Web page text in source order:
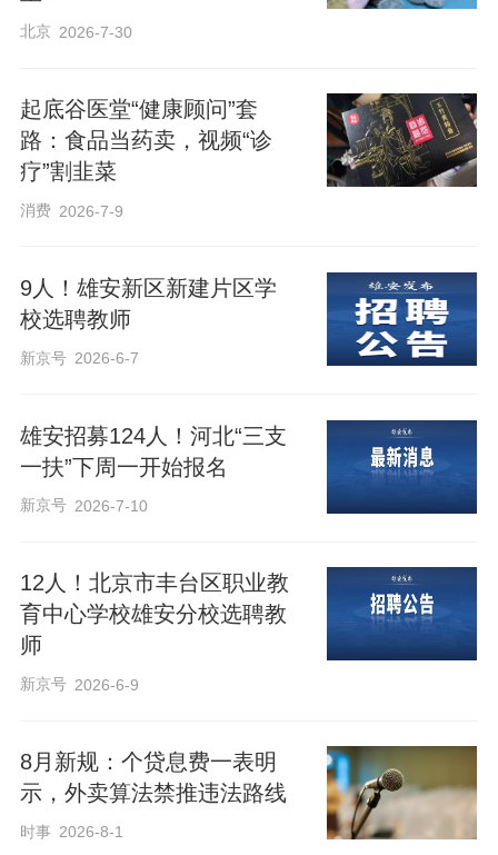
项目和标准、保育照护、膳食营养、卫生
5.与婴幼儿家长签署托育服务协议，明确
双方权利义务，协议约定的收费项目和标
6.实际托位使用率不低于托育机构托位数
7.申请一次性建设（改造）补助，建设和
改造过程中未使用财政资金。申请运营补
四、补助标准
补助分为一次性建设（改造）补助和运营
北京 2026-7-30
起底谷医堂“健康顾问”套
路：食品当药卖，视频“诊
疗”割韭菜
消费 2026-7-9
9人！雄安新区新建片区学
校选聘教师
新京号 2026-6-7
雄安招募124人！河北“三支
一扶”下周一开始报名
新京号 2026-7-10
12人！北京市丰台区职业教
育中心学校雄安分校选聘教
师
新京号 2026-6-9
8月新规：个贷息费一表明
示，外卖算法禁推违法路线
时事 2026-8-1